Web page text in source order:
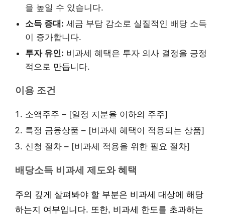
을 높일 수 있습니다.
소득 증대: 세금 부담 감소로 실질적인 배당 소득
이 증가합니다.
투자 유인: 비과세 혜택은 투자 의사 결정을 긍정
적으로 만듭니다.
이용 조건
소액주주 – [일정 지분율 이하의 주주]
특정 금융상품 – [비과세 혜택이 적용되는 상품]
신청 절차 – [비과세 적용을 위한 필요 절차]
배당소득 비과세 제도와 혜택
주의 깊게 살펴봐야 할 부분은 비과세 대상에 해당
하는지 여부입니다. 또한, 비과세 한도를 초과하는